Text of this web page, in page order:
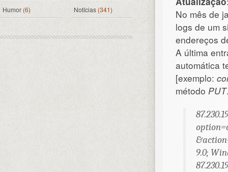
No mês de
logs de um
endereços
A última
automática
[exemplo:
método PUT
9.0;
Humor (6) Notícias(341)